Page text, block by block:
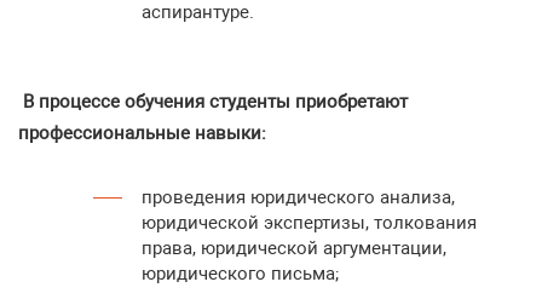
аспирантуре.
В процессе обучения студенты приобретают
профессиональные навыки:
проведения юридического анализа,
юридической экспертизы, толкования
права, юридической аргументации,
юридического письма;